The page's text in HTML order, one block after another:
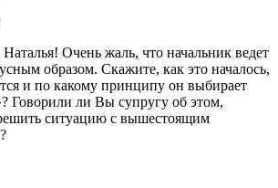
Наталья! Очень жаль, что начальник ведет
образом. Скажите, как это началось,
и по какому принципу он выбирает
Говорили ли Вы супругу об этом,
ситуацию с вышестоящим